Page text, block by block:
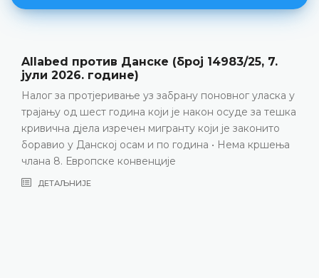
Y против Србије (број 28322/20, 12. мај
2026. године)
Породични живот • Позитивне обавезе • Прекид
контакта између подноситељице представке и
њеног полубрата након што га је усвојила
која живи у иностранству • Одбијање
подноситељице представке да буде усвојена не
смије надмашити интересе самог њеног